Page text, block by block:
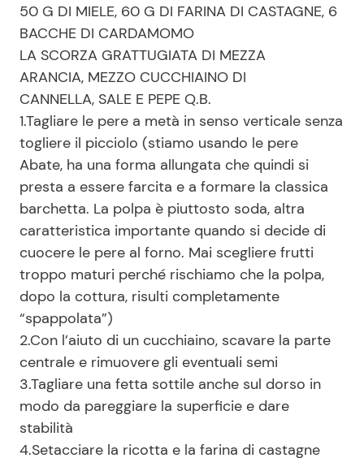
Pubblicità
Privacy Policy
50 G DI MIELE, 60 G DI FARINA DI CASTAGNE, 6
BACCHE DI CARDAMOMO
LA SCORZA GRATTUGIATA DI MEZZA
ARANCIA, MEZZO CUCCHIAINO DI
CANNELLA, SALE E PEPE Q.B.
1.Tagliare le pere a metà in senso verticale senza
togliere il picciolo (stiamo usando le pere
Abate, ha una forma allungata che quindi si
presta a essere farcita e a formare la classica
barchetta. La polpa è piuttosto soda, altra
caratteristica importante quando si decide di
cuocere le pere al forno. Mai scegliere frutti
troppo maturi perché rischiamo che la polpa,
dopo la cottura, risulti completamente
“spappolata”)
2.Con l’aiuto di un cucchiaino, scavare la parte
centrale e rimuovere gli eventuali semi
3.Tagliare una fetta sottile anche sul dorso in
modo da pareggiare la superficie e dare
stabilità
4.Setacciare la ricotta e la farina di castagne